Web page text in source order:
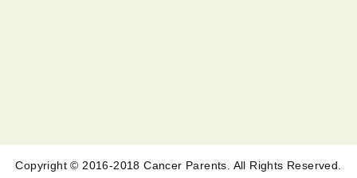
Copyright © 2016-2018 Cancer Parents. All Rights Reserved.